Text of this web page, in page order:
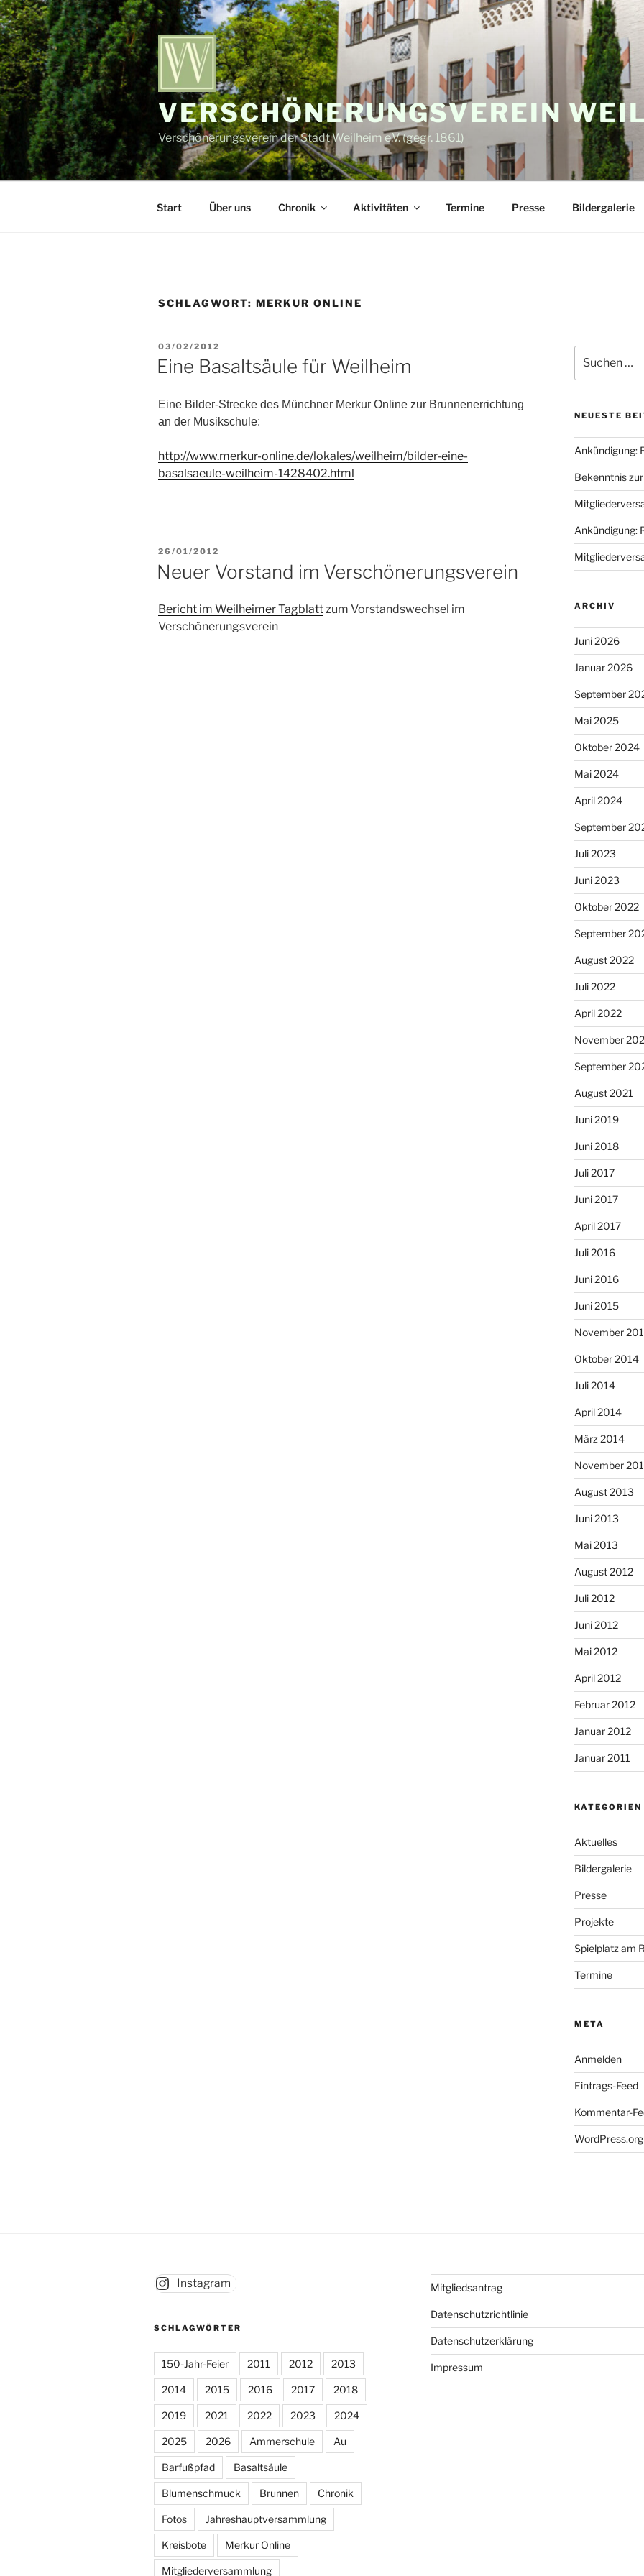
Zum
Inhalt
springen
VERSCHÖNERUNGSVEREIN
Verschönerungsverein der Stadt Weilheim e.V. (gegr. 1861)
Start Über uns Chronik Aktivitäten Termine Presse Bildergalerie
SCHLAGWORT: MERKUR ONLINE
VERÖFFENTLICHT
AM
03/02/2012
Eine Basaltsäule für Weilheim
Eine Bilder-Strecke des Münchner Merkur Online zur Brunnenerrichtung
an der Musikschule:
http://www.merkur-online.de/lokales/weilheim/bilder-eine-
basalsaeule-weilheim-1428402.html
VERÖFFENTLICHT
26/01/2012
Neuer Vorstand im Verschönerungsverein
Bericht im Weilheimer Tagblattzum Vorstandswechsel im
Verschönerungsverein
nach:
NEUESTE
Ankündigung:
Bekenntnis
Ankündigung:
ARCHIV
Juni 2026
Januar 2026
September
Mai 2025
Oktober 2024
Mai 2024
April 2024
September
Juli 2023
Juni 2023
Oktober 2022
September
August 2022
Juli 2022
April 2022
November
September
August 2021
Juni 2019
Juni 2018
Juli 2017
Juni 2017
April 2017
Juli 2016
Juni 2016
Juni 2015
November
Oktober 2014
Juli 2014
April 2014
März 2014
November
August 2013
Juni 2013
Mai 2013
August 2012
Juli 2012
Juni 2012
Mai 2012
April 2012
Februar 2012
Januar 2012
Januar 2011
KATEGORIEN
Aktuelles
Bildergalerie
Presse
Projekte
Spielplatz am
Termine
META
Anmelden
Eintrags-Feed
Kommentar-
WordPress.org
Instagram
SCHLAGWÖRTER
150-Jahr-Feier 2011 2012 2013
2014 2015 2016 2017 2018
2019 2021 2022 2023 2024
2025 2026 Ammerschule Au
Barfußpfad Basaltsäule
Blumenschmuck Brunnen Chronik
Fotos Jahreshauptversammlung
Kreisbote Merkur Online
Mitgliederversammlung
Mitgliedsantrag
Datenschutzrichtlinie
Datenschutzerklärung
Impressum